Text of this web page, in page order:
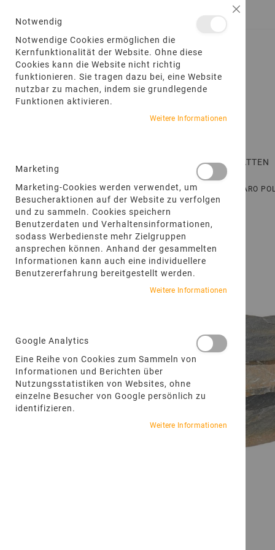
ZUMANMELDEN
TERRASSENPLATTEN
STARTSEITE PRODUKTE POLYGONALPLATTEN FARO
Zum
Ende
der
Bildgalerie
springen
Notwendig
Notwendige Cookies ermöglichen die
Kernfunktionalität der Website. Ohne diese
Cookies kann die Website nicht richtig
funktionieren. Sie tragen dazu bei, eine Website
nutzbar zu machen, indem sie grundlegende
Funktionen aktivieren.
Weitere Informationen
Marketing
Marketing-Cookies werden verwendet, um
Besucheraktionen auf der Website zu verfolgen
und zu sammeln. Cookies speichern
Benutzerdaten und Verhaltensinformationen,
sodass Werbedienste mehr Zielgruppen
ansprechen können. Anhand der gesammelten
Informationen kann auch eine individuellere
Benutzererfahrung bereitgestellt werden.
Weitere Informationen
Google Analytics
Eine Reihe von Cookies zum Sammeln von
Informationen und Berichten über
Nutzungsstatistiken von Websites, ohne
einzelne Besucher von Google persönlich zu
identifizieren.
Weitere Informationen